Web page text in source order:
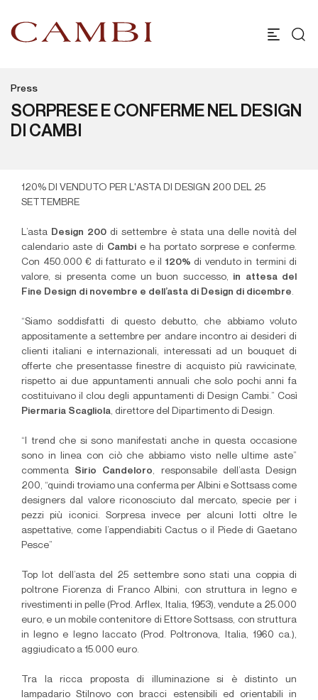
Press
SORPRESE E CONFERME NEL DESIGN
DI CAMBI
120% DI VENDUTO PER L'ASTA DI DESIGN 200 DEL 25
SETTEMBRE
L’asta Design 200 di settembre è stata una delle novità del
calendario aste di Cambi e ha portato sorprese e conferme.
Con 450.000 € di fatturato e il 120% di venduto in termini di
valore, si presenta come un buon successo, in attesa del
Fine Design di novembre e dell’asta di Design di dicembre.
“Siamo soddisfatti di questo debutto, che abbiamo voluto
appositamente a settembre per andare incontro ai desideri di
clienti italiani e internazionali, interessati ad un bouquet di
offerte che presentasse finestre di acquisto più ravvicinate,
rispetto ai due appuntamenti annuali che solo pochi anni fa
costituivano il clou degli appuntamenti di Design Cambi.” Così
Piermaria Scagliola, direttore del Dipartimento di Design.
“I trend che si sono manifestati anche in questa occasione
sono in linea con ciò che abbiamo visto nelle ultime aste”
commenta Sirio Candeloro, responsabile dell’asta Design
200, “quindi troviamo una conferma per Albini e Sottsass come
designers dal valore riconosciuto dal mercato, specie per i
pezzi più iconici. Sorpresa invece per alcuni lotti oltre le
aspettative, come l’appendiabiti Cactus o il Piede di Gaetano
Pesce”
Top lot dell’asta del 25 settembre sono stati una coppia di
poltrone Fiorenza di Franco Albini, con struttura in legno e
rivestimenti in pelle (Prod. Arflex, Italia, 1953), vendute a 25.000
euro, e un mobile contenitore di Ettore Sottsass, con struttura
in legno e legno laccato (Prod. Poltronova, Italia, 1960 ca.),
aggiudicato a 15.000 euro.
Tra la ricca proposta di illuminazione si è distinto un
lampadario Stilnovo con bracci estensibili ed orientabili in